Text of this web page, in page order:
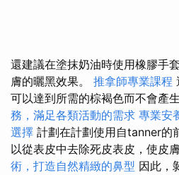
還建議在塗抹奶油時使用橡膠手
膚的曬黑效果。 推拿師專業課程
可以達到所需的棕褐色而不會產
務，滿足各類活動的需求 專業安
選擇 計劃在計劃使用自tanner的
以從表皮中去除死皮表皮，使皮
術，打造自然精緻的鼻型 因此，